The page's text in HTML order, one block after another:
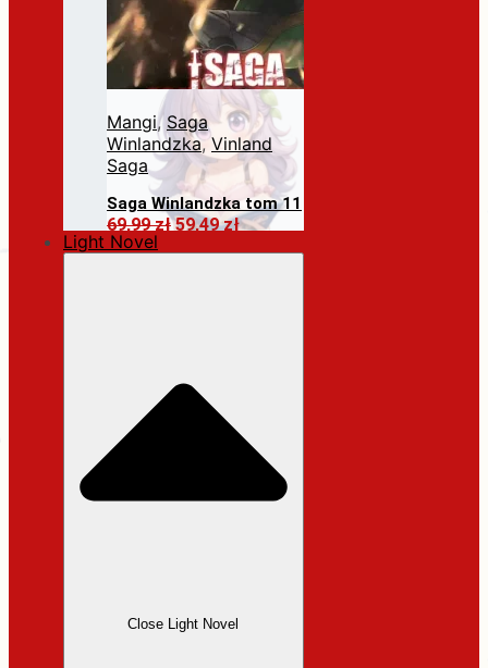
Mangi, Saga
Winlandzka, Vinland
Saga
Saga Winlandzka tom 11
69,99złPierwotna
59,49złAktualna
Dodaj do koszyka
Light Novel
Close Light Novel